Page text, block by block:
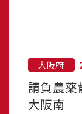
大阪府
請負農薬
大阪南